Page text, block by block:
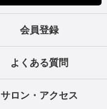
会員登録
よくある質問
サロン・アクセス